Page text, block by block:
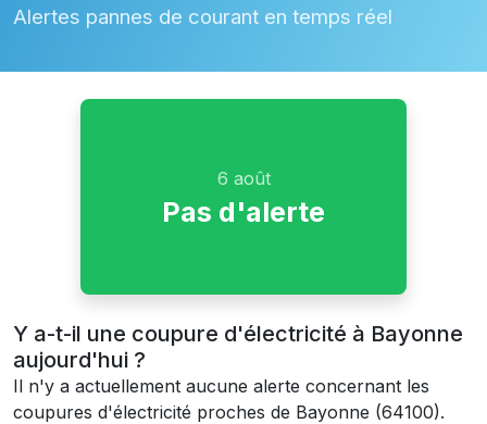
Alertes pannes de courant en temps réel
6 août
Pas d'alerte
Y a-t-il une coupure d'électricité à Bayonne
aujourd'hui ?
Il n'y a actuellement aucune alerte concernant les
coupures d'électricité proches de Bayonne (64100).